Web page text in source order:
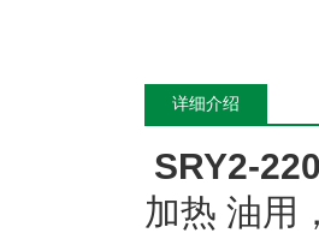
详细介绍
SRY2-
加热 油用